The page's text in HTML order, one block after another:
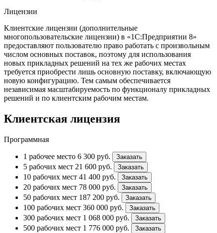
Лицензии
Клиентские лицензии (дополнительные
многопользовательские лицензии) в «1С:Предприятии 8»
предоставляют пользователю право работать с произвольным
числом основных поставок, поэтому для использования
новых прикладных решений на тех же рабочих местах
требуется приобрести лишь основную поставку, включающую
новую конфигурацию. Тем самым обеспечивается
независимая масштабируемость по функционалу прикладных
решений и по клиентским рабочим местам.
Клиентская лицензия
Программная
1 рабочее место 6 300 руб. Заказать
5 рабочих мест 21 600 руб. Заказать
10 рабочих мест 41 400 руб. Заказать
20 рабочих мест 78 000 руб. Заказать
50 рабочих мест 187 200 руб. Заказать
100 рабочих мест 360 000 руб. Заказать
300 рабочих мест 1 068 000 руб. Заказать
500 рабочих мест 1 776 000 руб. Заказать